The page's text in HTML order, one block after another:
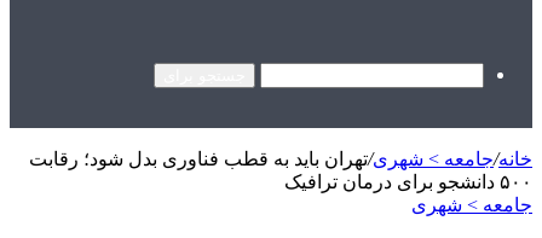
خانه/جامعه > شهری/تهران باید به قطب فناوری بدل شود؛ رقابت
۵۰۰ دانشجو برای درمان ترافیک
جامعه > شهری